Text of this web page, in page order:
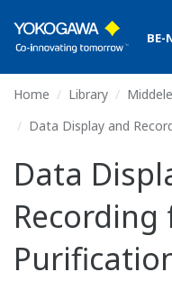
BE-
Home Library
Data Display and
Data